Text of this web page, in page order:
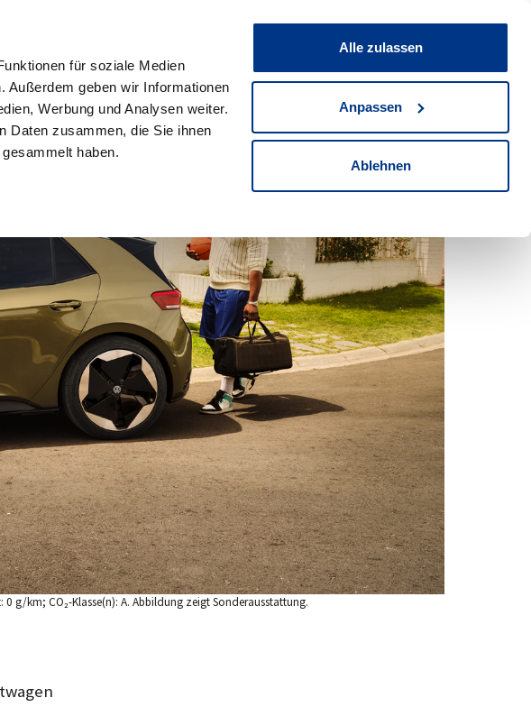
für soziale Medien
Außerdem geben wir Informationen
Werbung und Analysen weiter.
Daten zusammen, die Sie ihnen
haben.
Alle zulassen
Anpassen
Ablehnen
Volkswagen Professional Class Service & Werkstatt
Standorte
2854Fahrzeuge Suche
g/km; CO₂-Klasse(n): A. Abbildung zeigt Sonderausstattung.